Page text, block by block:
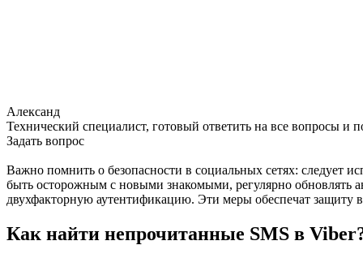
Александ
Технический специалист, готовый ответить на все вопросы
Задать вопрос
Важно помнить о безопасности в социальных сетях: следует
быть осторожным с новыми знакомыми, регулярно обновлять
двухфакторную аутентификацию. Эти меры обеспечат защиту
Как найти непрочитанные SMS в